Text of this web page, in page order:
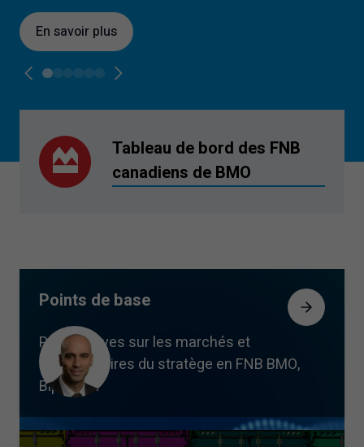
En savoir plus
Tableau de bord des FNB
canadiens de BMO
Points de base
Perspectives sur les marchés et
commentaires du stratège en FNB BMO,
Bipan Rai